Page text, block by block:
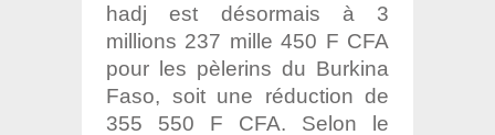
hadj est désormais à 3
millions 237 mille 450 F CFA
pour les pèlerins du Burkina
Faso, soit une réduction de
355 550 F CFA. Selon le